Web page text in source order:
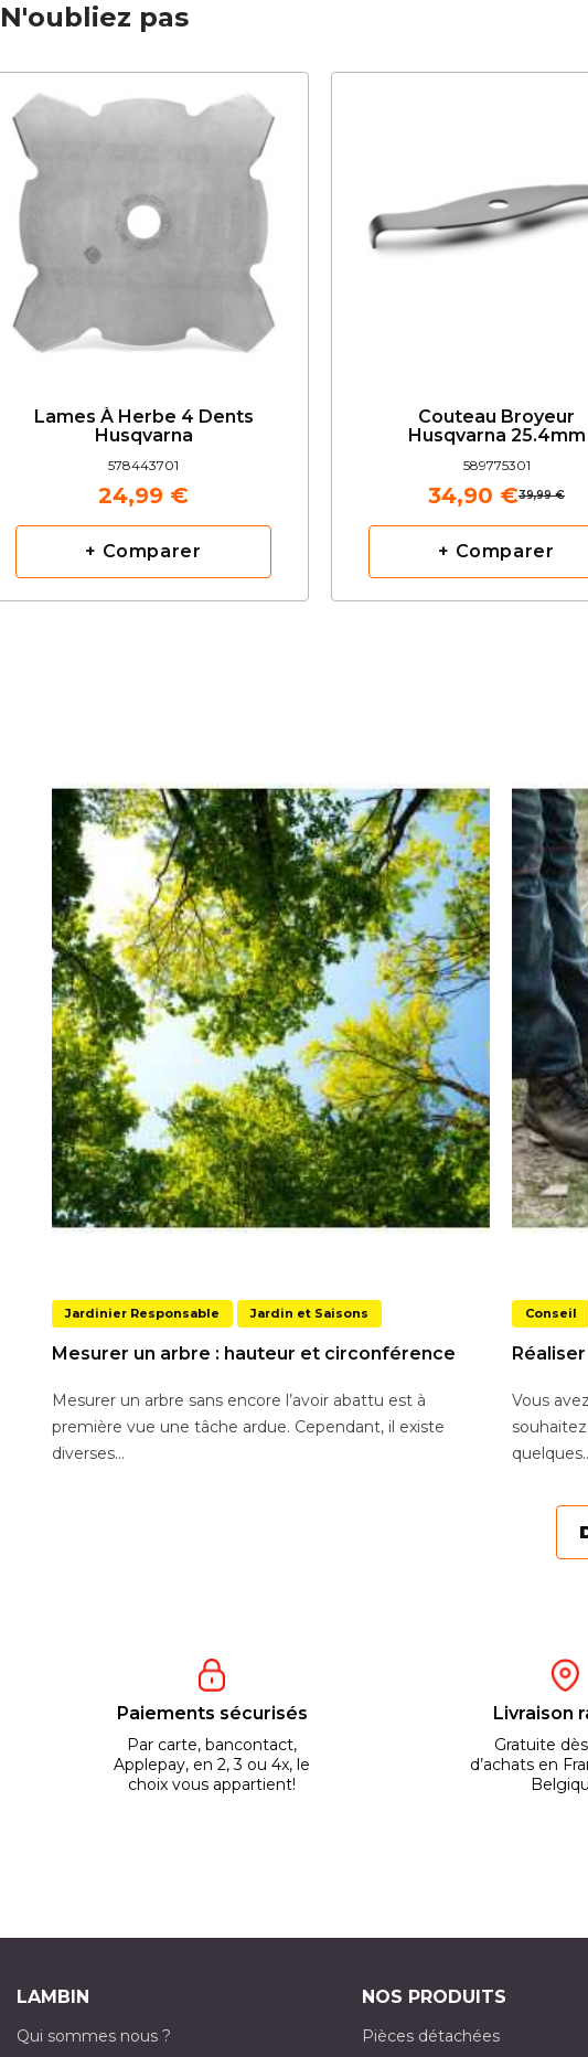
N'oubliez pas
Lames À Herbe 4 Dents
Husqvarna
578443701
24,99 €
+ Comparer
Couteau Broyeur
Husqvarna 25.4mm
589775301
39,99 €
34,90 €
+ Comparer
Jardinier Responsable Jardin et Saisons
Mesurer un arbre : hauteur et circonférence
Mesurer un arbre sans encore l’avoir abattu est à
première vue une tâche ardue. Cependant, il existe
diverses...
Conseil
Vous
Paiements sécurisés
Par carte, bancontact,
Applepay, en 2, 3 ou 4x, le
choix vous appartient!
Livraison
Gratuite
d’achats en
LAMBIN
Qui sommes nous ?
NOS PRODUITS
Pièces détachées